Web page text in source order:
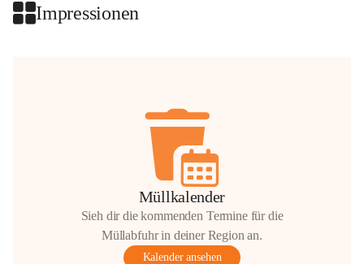
Impressionen
Müllkalender
Sieh dir die kommenden Termine für die
Müllabfuhr in deiner Region an.
Kalender ansehen